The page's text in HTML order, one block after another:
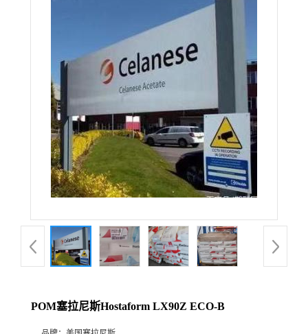
POM塞拉尼斯Hostaform LX90Z ECO-B